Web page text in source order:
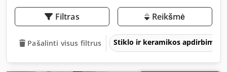
Filtras Reikšmė
Pašalinti visus filtrus Stiklo ir keramikos apdirbimas